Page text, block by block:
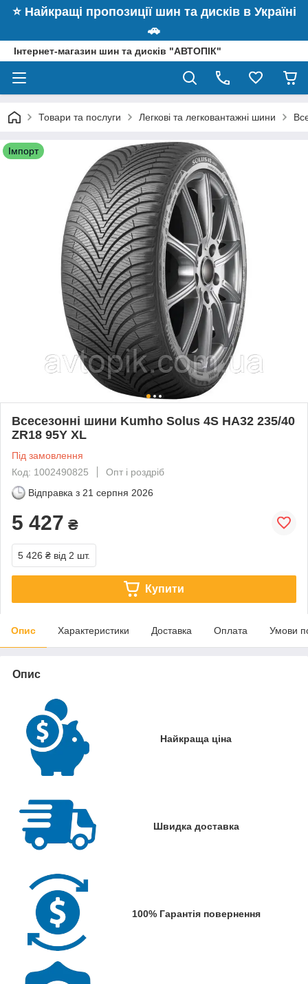
⭐️ Найкращі пропозиції шин та дисків в Україні
🚗
Інтернет-магазин шин та дисків "АВТОПІК"
Товари та послуги Легкові та легковантажні шини
Імпорт
Всесезонні шини Kumho Solus 4S HA32 235/40
ZR18 95Y XL
Під замовлення
Код: 1002490825
Опт і роздріб
Відправка з 21 серпня 2026
5 427 ₴
5 426 ₴ від 2 шт.
Купити
Опис Характеристики Доставка Оплата Умови
Опис
Найкраща ціна
Швидка доставка
100% Гарантія повернення